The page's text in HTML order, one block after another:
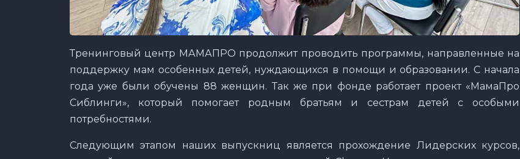
Тренинговый центр МАМАПРО продолжит проводить программы, направленные на
поддержку мам особенных детей, нуждающихся в помощи и образовании. С начала
года уже были обучены 88 женщин. Так же при фонде работает проект «МамаПро
Сиблинги», который помогает родным братьям и сестрам детей с особыми
потребностями.
Следующим этапом наших выпускниц является прохождение Лидерских курсов,